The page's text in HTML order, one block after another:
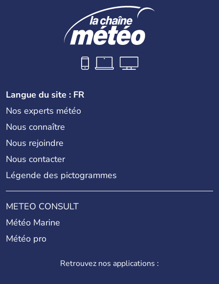
Langue du site : FR
Nos experts météo
Nous connaître
Nous rejoindre
Nous contacter
Légende des pictogrammes
METEO CONSULT
Météo Marine
Météo pro
Retrouvez nos applications :